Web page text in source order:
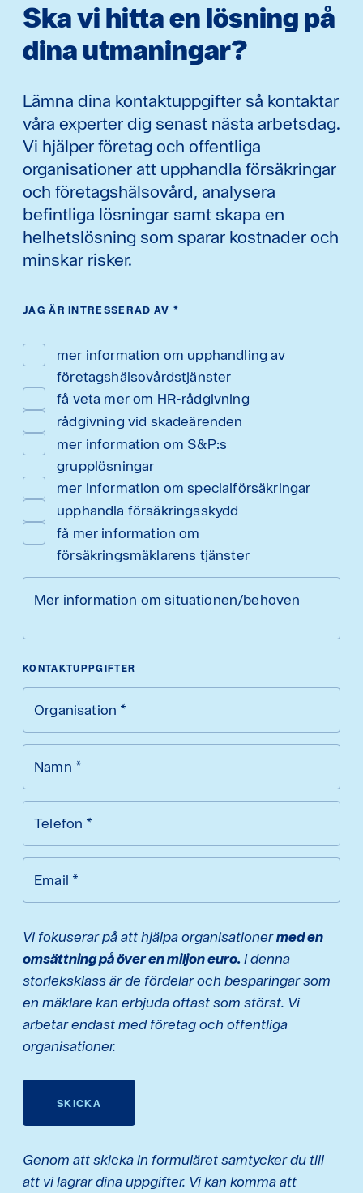
Ska vi hitta en lösning på
dina utmaningar?
Lämna dina kontaktuppgifter så kontaktar
våra experter dig senast nästa arbetsdag.
Vi hjälper företag och offentliga
organisationer att upphandla försäkringar
och företagshälsovård, analysera
befintliga lösningar samt skapa en
helhetslösning som sparar kostnader och
minskar risker.
JAG ÄR INTRESSERAD AV *
mer information om upphandling av
företagshälsovårdstjänster
få veta mer om HR-rådgivning
rådgivning vid skadeärenden
mer information om S&P:s
grupplösningar
mer information om specialförsäkringar
upphandla försäkringsskydd
få mer information om
försäkringsmäklarens tjänster
Mer information om situationen/behoven
KONTAKTUPPGIFTER
Organisation *
Namn *
Telefon *
Email *
Vi fokuserar på att hjälpa organisationermed en
omsättning på över en miljon euro.I denna
storleksklass är de fördelar och besparingar som
en mäklare kan erbjuda oftast som störst. Vi
arbetar endast med företag och offentliga
organisationer.
SKICKA
Genom att skicka in formuläret samtycker du till
att vi lagrar dina uppgifter. Vi kan komma att